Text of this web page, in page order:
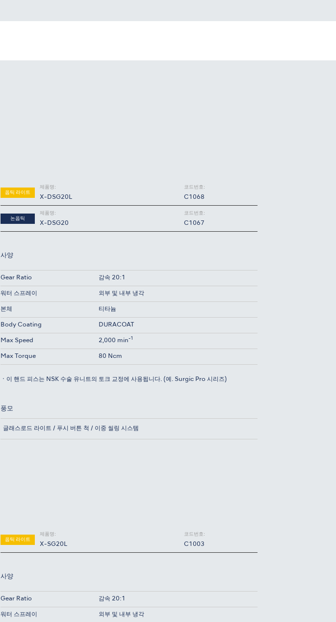
옵틱 라이트
제품명:
X-DSG20L
코드번호:
C1068
논옵틱
제품명:
X-DSG20
코드번호:
C1067
사양
Gear Ratio 감속 20:1
워터 스프레이 외부 및 내부 냉각
본체 티타늄
Body Coating DURACOAT
Max Speed 2,000 min-1
Max Torque 80 Ncm
・이 핸드 피스는 NSK 수술 유니트의 토크 교정에 사용됩니다. (예. Surgic Pro 시리즈)
풍모
글래스로드 라이트 / 푸시 버튼 척 / 이중 씰링 시스템
옵틱 라이트
제품명:
X-SG20L
코드번호:
C1003
사양
Gear Ratio 감속 20:1
워터 스프레이 외부 및 내부 냉각